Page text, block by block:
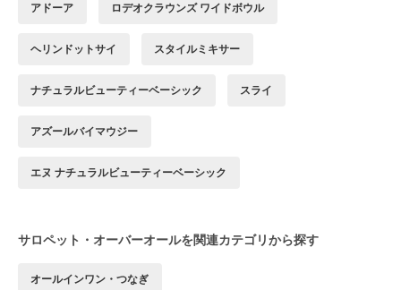
アドーア ロデオクラウンズ ワイドボウル
ヘリンドットサイ スタイルミキサー
ナチュラルビューティーベーシック スライ
アズールバイマウジー
エヌ ナチュラルビューティーベーシック
サロペット・オーバーオールを関連カテゴリから探す
オールインワン・つなぎ